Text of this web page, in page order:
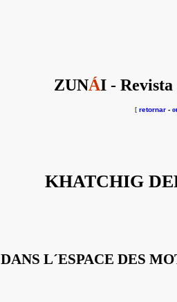
ZUNÁI - Revista
[ retornar -
KHATCHIG
DANS L´ESPACE DES